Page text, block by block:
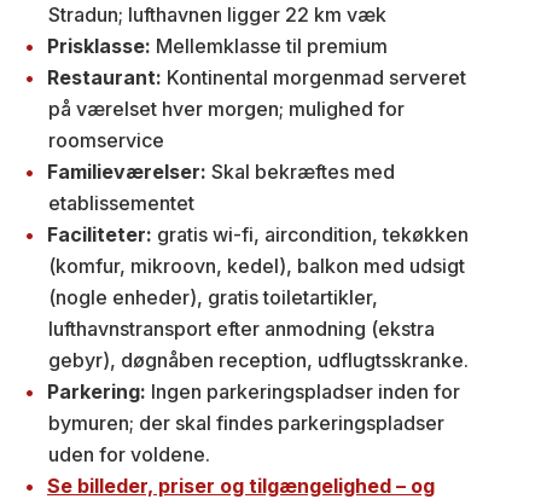
Stradun; lufthavnen ligger 22 km væk
Prisklasse: Mellemklasse til premium
Restaurant: Kontinental morgenmad serveret
på værelset hver morgen; mulighed for
roomservice
Familieværelser: Skal bekræftes med
etablissementet
Faciliteter: gratis wi-fi, aircondition, tekøkken
(komfur, mikroovn, kedel), balkon med udsigt
(nogle enheder), gratis toiletartikler,
lufthavnstransport efter anmodning (ekstra
gebyr), døgnåben reception, udflugtsskranke.
Parkering: Ingen parkeringspladser inden for
bymuren; der skal findes parkeringspladser
uden for voldene.
Se billeder, priser og tilgængelighed – og